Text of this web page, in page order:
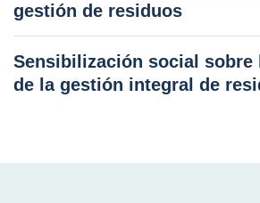
gestión de residuos
Sensibilización social sobre
de la gestión integral de